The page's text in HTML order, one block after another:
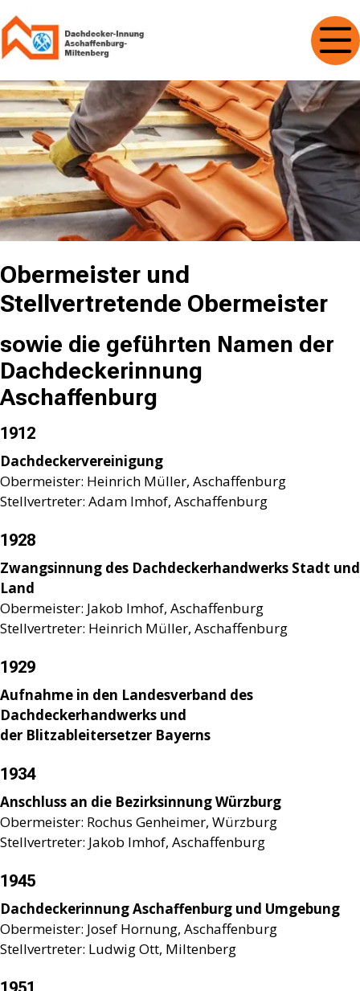
Obermeister und
Stellvertretende Obermeister
sowie die geführten Namen der
Dachdeckerinnung
Aschaffenburg
1912
Dachdeckervereinigung
Obermeister: Heinrich Müller, Aschaffenburg
Stellvertreter: Adam Imhof, Aschaffenburg
1928
Zwangsinnung des Dachdeckerhandwerks Stadt und
Land
Obermeister: Jakob Imhof, Aschaffenburg
Stellvertreter: Heinrich Müller, Aschaffenburg
1929
Aufnahme in den Landesverband des
Dachdeckerhandwerks und
der Blitzableitersetzer Bayerns
1934
Anschluss an die Bezirksinnung Würzburg
Obermeister: Rochus Genheimer, Würzburg
Stellvertreter: Jakob Imhof, Aschaffenburg
1945
Dachdeckerinnung Aschaffenburg und Umgebung
Obermeister: Josef Hornung, Aschaffenburg
Stellvertreter: Ludwig Ott, Miltenberg